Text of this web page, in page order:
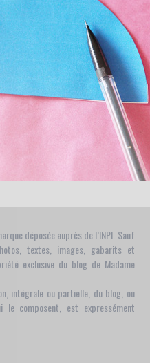
déposée auprès de l’INPI. Sauf
textes, images, gabarits et
exclusive du blog de Madame
intégrale ou partielle, du blog, ou
le composent, est expressément